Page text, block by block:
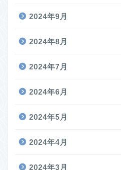
2024年9月
2024年8月
2024年7月
2024年6月
2024年5月
2024年4月
2024年3月